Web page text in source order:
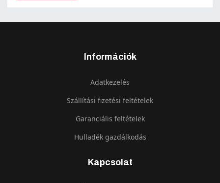
Információk
Adatkezelés
Szállítási fizetési feltételek
Garanciális feltételek
Hulladék gazdálkodás
Kapcsolat